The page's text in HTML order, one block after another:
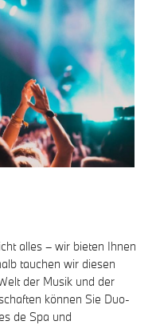
alles – wir bieten Ihnen
tauchen wir diesen
der Musik und der
können Sie Duo-
de Spa und